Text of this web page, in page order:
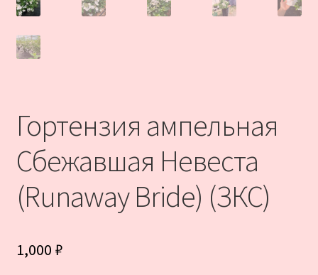
Гортензия ампельная
Сбежавшая Невеста
(Runaway Bride) (ЗКС)
1,000 ₽